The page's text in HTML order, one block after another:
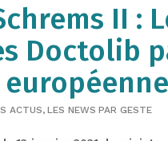
II :
Doctolib
européenne
ACTUS,LES NEWS PARGESTE